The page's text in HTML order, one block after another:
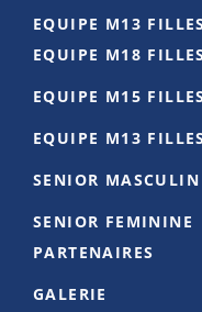
stage de
Un beau
accompagné
Photo
Voir sur Facebook ·
EQUIPE M13
EQUIPE M18
EQUIPE M15
EQUIPE M13
SENIOR MASCULIN
SENIOR FEMININE
PARTENAIRES
GALERIE